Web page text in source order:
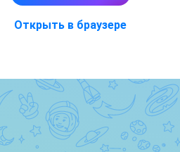
Открыть в браузере